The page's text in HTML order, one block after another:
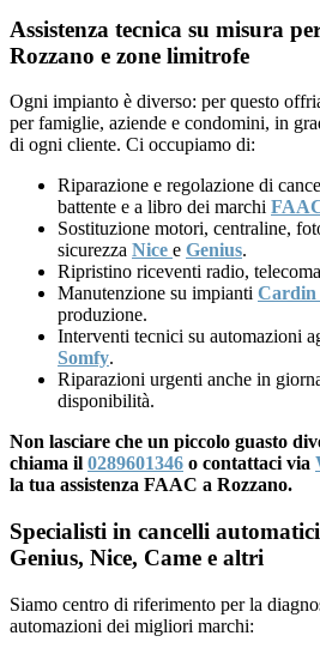
Assistenza tecnica su misura
Rozzano e zone limitrofe
Ogni impianto è diverso: per questo
per famiglie, aziende e condomini, in
di ogni cliente. Ci occupiamo di:
Riparazione e regolazione di
battente e a libro dei marchi
Sostituzione motori, centraline,
sicurezza Nice e Genius.
Ripristino riceventi radio,
Manutenzione su impianti Cardin
produzione.
Interventi tecnici su automazioni
Somfy.
Riparazioni urgenti anche in
disponibilità.
Non lasciare che un piccolo guasto
chiama il 0289601346 o contattaci via
la tua assistenza FAAC a Rozzano.
Specialisti in cancelli
Genius, Nice, Came e altri
Siamo centro di riferimento per la
automazioni dei migliori marchi: